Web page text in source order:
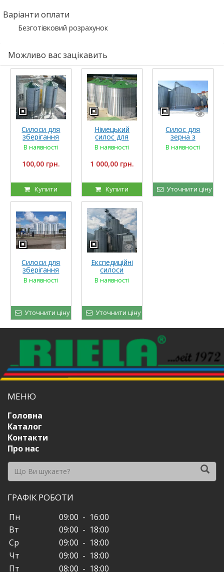
Варіанти оплати
Безготівковий розрахунок
Можливо вас зацікавить
Силоси для
зберігання
зерна,
комбікорму,
сипких кормів
В наявності
100,00 грн.
Купити
Німецький
силос для
зерна
В наявності
1 000,00 грн.
Купити
Силос для
зерна з
плоским
днищем
В наявності
Уточнити ціну
Силоси для
зберігання
зерна
В наявності
Уточнити ціну
Експедиційні
силоси
В наявності
Уточнити ціну
МЕНЮ
Головна
Каталог
Контакти
Про нас
ГРАФІК РОБОТИ
Пн
09:00 - 16:00
Вт
09:00 - 18:00
Ср
09:00 - 18:00
Чт
09:00 - 18:00
Пт
08:00 - 18:00